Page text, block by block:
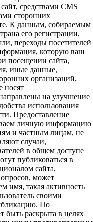
средствами CMS
сторонних
К данным, собираемым
его регистрации,
переходы посетителей
которую ваш
посещении сайта,
иные данные,
организаций,
носят
на улучшение
использования
Предоставление
личную информацию
и частным лицам, не
случаи,
в общем доступе
публиковаться в
сайта,
может
имя, такая активность
своими
По
быть раскрыта в целях